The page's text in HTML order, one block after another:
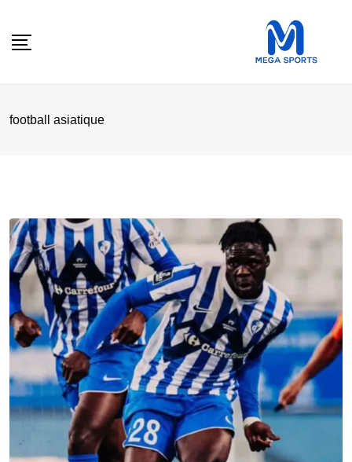
football asiatique